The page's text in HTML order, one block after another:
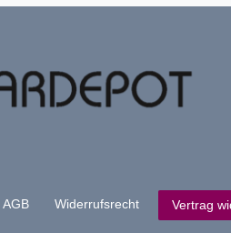
AGB Widerrufs­recht Vertrag